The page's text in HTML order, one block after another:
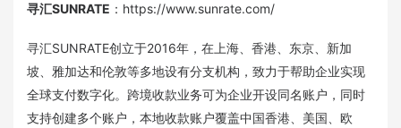
寻汇SUNRATE ：https://www.sunrate.com/
寻汇SUNRATE创立于2016年，在上海、香港、东京、新加
坡、雅加达和伦敦等多地设有分支机构，致力于帮助企业实现
全球支付数字化。跨境收款业务可为企业开设同名账户，同时
支持创建多个账户，本地收款账户覆盖中国香港、美国、欧